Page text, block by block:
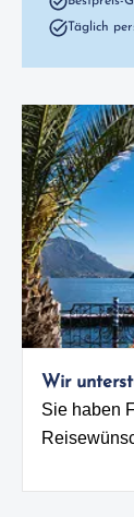
Täglich
Wir
Sie haben